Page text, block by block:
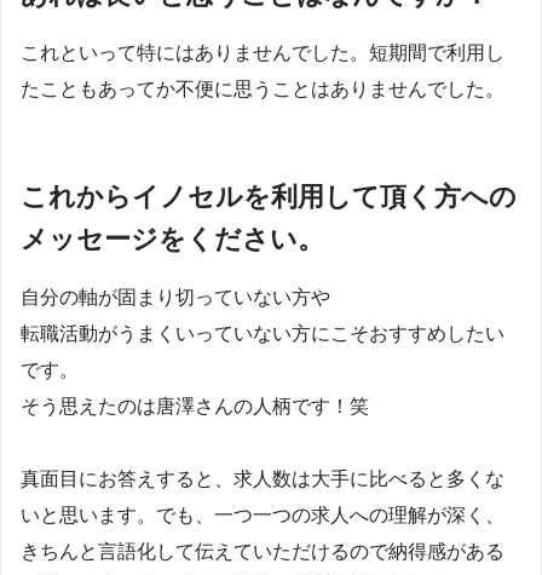
これといって特にはありませんでした。短期間で利用し
たこともあってか不便に思うことはありませんでした。
これからイノセルを利用して頂く方への
メッセージをください。
自分の軸が固まり切っていない方や
転職活動がうまくいっていない方にこそおすすめしたい
です。
そう思えたのは唐澤さんの人柄です！笑
真面目にお答えすると、求人数は大手に比べると多くな
いと思います。でも、一つ一つの求人への理解が深く、
きちんと言語化して伝えていただけるので納得感がある